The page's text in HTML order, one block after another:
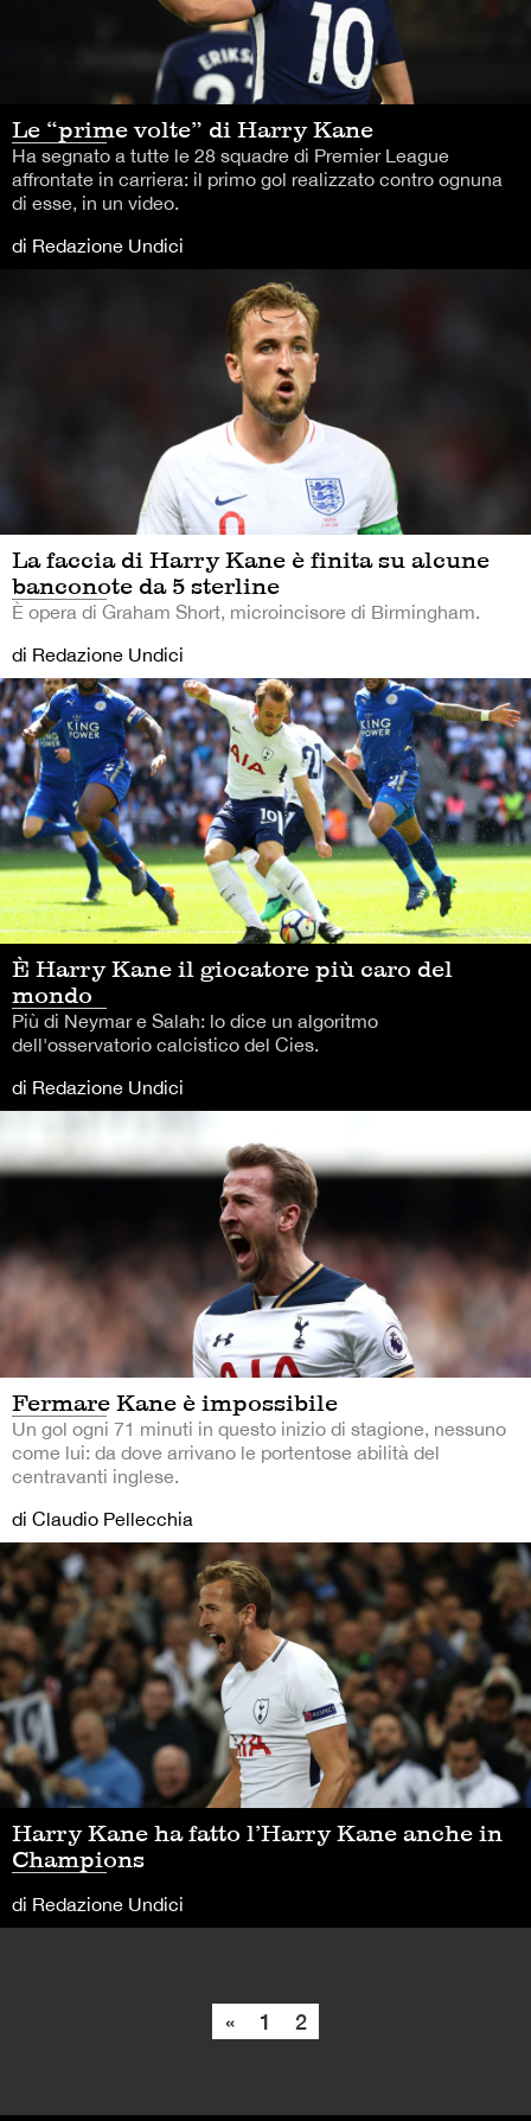
Le “prime volte” di Harry Kane
Ha segnato a tutte le 28 squadre di Premier League
affrontate in carriera: il primo gol realizzato contro ognuna
di esse, in un video.
di Redazione Undici
La faccia di Harry Kane è finita su alcune
banconote da 5 sterline
È opera di Graham Short, microincisore di Birmingham.
di Redazione Undici
È Harry Kane il giocatore più caro del
mondo
Più di Neymar e Salah: lo dice un algoritmo
dell'osservatorio calcistico del Cies.
di Redazione Undici
Fermare Kane è impossibile
Un gol ogni 71 minuti in questo inizio di stagione, nessuno
come lui: da dove arrivano le portentose abilità del
centravanti inglese.
di Claudio Pellecchia
Harry Kane ha fatto l’Harry Kane anche in
Champions
di Redazione Undici
« 1 2